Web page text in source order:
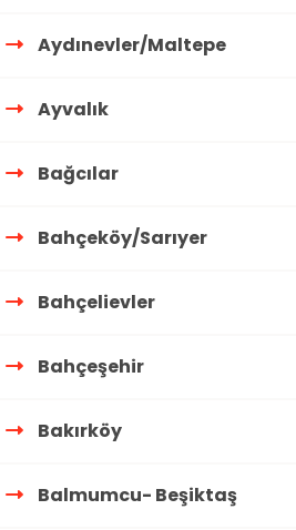
Aydınevler/Maltepe
Ayvalık
Bağcılar
Bahçeköy/Sarıyer
Bahçelievler
Bahçeşehir
Bakırköy
Balmumcu- Beşiktaş